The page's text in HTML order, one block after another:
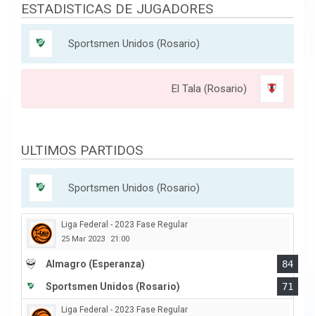
ESTADISTICAS DE JUGADORES
Sportsmen Unidos (Rosario)
El Tala (Rosario)
ULTIMOS PARTIDOS
Sportsmen Unidos (Rosario)
Liga Federal - 2023 Fase Regular
25 Mar 2023 21:00
Almagro (Esperanza)
84
Sportsmen Unidos (Rosario)
71
Liga Federal - 2023 Fase Regular